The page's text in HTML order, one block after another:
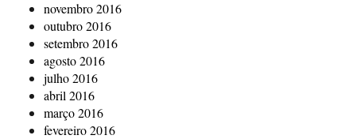
novembro 2016
outubro 2016
setembro 2016
agosto 2016
julho 2016
abril 2016
março 2016
fevereiro 2016